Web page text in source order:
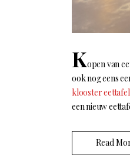
Kopen van
ook nog eens
klooster eettafel
een nieuw
Read